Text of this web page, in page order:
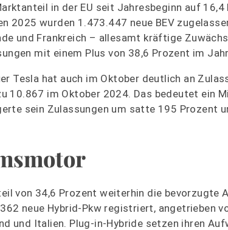
in der EU seit Jahresbeginn auf
2025 wurden 1.473.447 neue BEV
und Frankreich – allesamt kräftige
mit einem Plus von 38,6 Prozent im
Tesla hat auch im Oktober deutlich an
10.867 im Oktober 2024. Das bedeutet ein
sein Zulassungen um satte 195 Prozent
von 34,6 Prozent weiterhin die bevorzugte
neue Hybrid-Pkw registriert, angetrieben
und Italien. Plug-in-Hybride setzen ihren